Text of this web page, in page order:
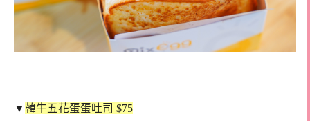
▼韓牛五花蛋蛋吐司 $75